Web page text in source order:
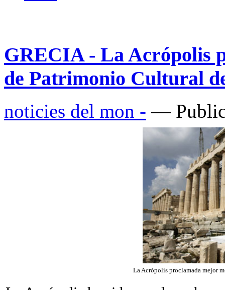
GRECIA - La Acrópolis
de Patrimonio Cultural
noticies del mon - —
La Acrópolis proclamada mejor